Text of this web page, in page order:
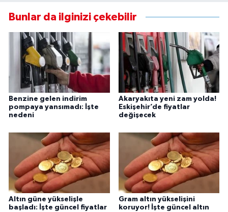
Bunlar da ilginizi çekebilir
Benzine gelen indirim
pompaya yansımadı: İşte
nedeni
Akaryakıta yeni zam yolda!
Eskişehir’de fiyatlar
değişecek
Altın güne yükselişle
başladı: İşte güncel fiyatlar
Gram altın yükselişini
koruyor! İşte güncel altın